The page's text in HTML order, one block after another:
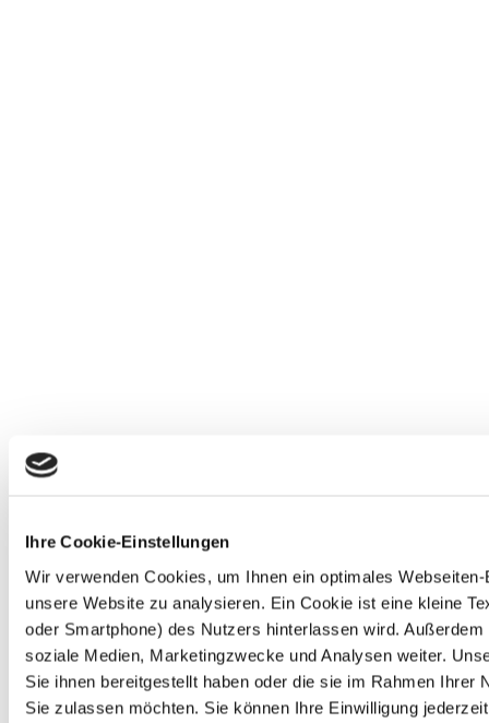
Ihre Cookie-Einstellungen
Wir verwenden Cookies, um Ihnen ein optimales
unsere Website zu analysieren. Ein Cookie ist eine kleine
oder Smartphone) des Nutzers hinterlassen wird.
soziale Medien, Marketingzwecke und Analysen weiter.
Sie ihnen bereitgestellt haben oder die sie im Rahmen
Sie zulassen möchten. Sie können Ihre Einwilligung